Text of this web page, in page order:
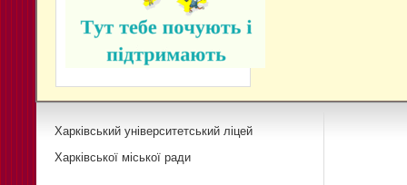
Харківський університетський ліцей
Харківської міської ради